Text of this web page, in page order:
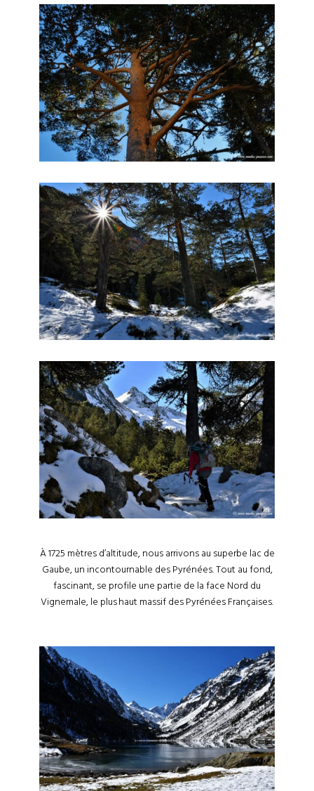
À 1725 mètres d’altitude, nous arrivons au superbe lac de
Gaube, un incontournable des Pyrénées. Tout au fond,
fascinant, se profile une partie de la face Nord du
Vignemale, le plus haut massif des Pyrénées Françaises.